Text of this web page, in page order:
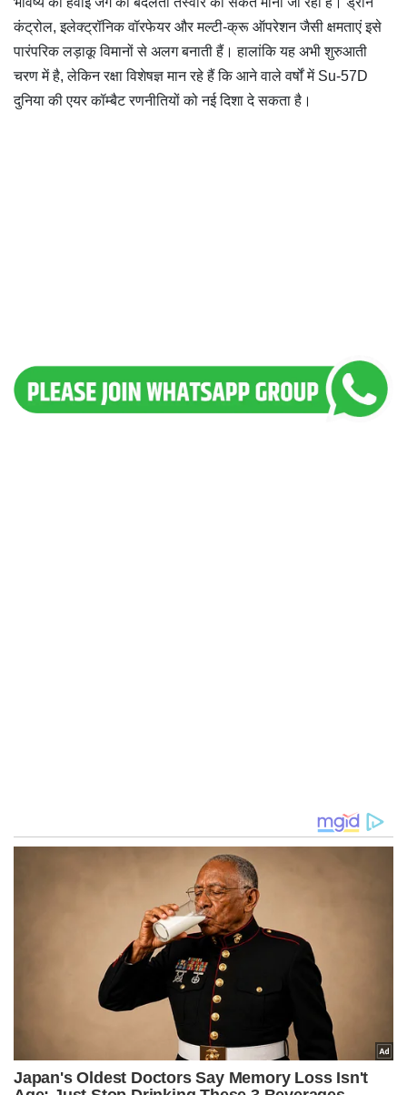
कंट्रोल, इलेक्ट्रॉनिक वॉरफेयर और मल्टी-क्रू ऑपरेशन जैसी क्षमताएं इसे
पारंपरिक लड़ाकू विमानों से अलग बनाती हैं। हालांकि यह अभी शुरुआती
चरण में है, लेकिन रक्षा विशेषज्ञ मान रहे हैं कि आने वाले वर्षों में Su-57D
दुनिया की एयर कॉम्बैट रणनीतियों को नई दिशा दे सकता है।